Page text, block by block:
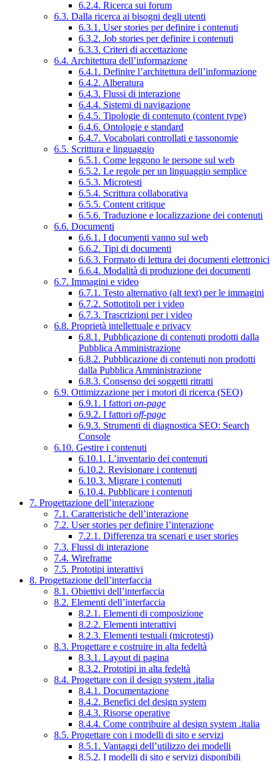
6.2.4. Ricerca sui forum
6.3. Dalla ricerca ai bisogni degli utenti
6.3.1. User stories per definire i contenuti
6.3.2. Job stories per definire i contenuti
6.3.3. Criteri di accettazione
6.4. Architettura dell’informazione
6.4.1. Definire l’architettura dell’informazione
6.4.2. Alberatura
6.4.3. Flussi di interazione
6.4.4. Sistemi di navigazione
6.4.5. Tipologie di contenuto (content type)
6.4.6. Ontologie e standard
6.4.7. Vocabolari controllati e tassonomie
6.5. Scrittura e linguaggio
6.5.1. Come leggono le persone sul web
6.5.2. Le regole per un linguaggio semplice
6.5.3. Microtesti
6.5.4. Scrittura collaborativa
6.5.5. Content critique
6.5.6. Traduzione e localizzazione dei contenuti
6.6. Documenti
6.6.1. I documenti vanno sul web
6.6.2. Tipi di documenti
6.6.3. Formato di lettura dei documenti elettronici
6.6.4. Modalità di produzione dei documenti
6.7. Immagini e video
6.7.1. Testo alternativo (alt text) per le immagini
6.7.2. Sottotitoli per i video
6.7.3. Trascrizioni per i video
6.8. Proprietà intellettuale e privacy
6.8.1. Pubblicazione di contenuti prodotti dalla
Pubblica Amministrazione
6.8.2. Pubblicazione di contenuti non prodotti
dalla Pubblica Amministrazione
6.8.3. Consenso dei soggetti ritratti
6.9. Ottimizzazione per i motori di ricerca (SEO)
6.9.1. I fattori on-page
6.9.2. I fattori off-page
6.9.3. Strumenti di diagnostica SEO: Search
Console
6.10. Gestire i contenuti
6.10.1. L’inventario dei contenuti
6.10.2. Revisionare i contenuti
6.10.3. Migrare i contenuti
6.10.4. Pubblicare i contenuti
7. Progettazione dell’interazione
7.1. Caratteristiche dell’interazione
7.2. User stories per definire l’interazione
7.2.1. Differenza tra scenari e user stories
7.3. Flussi di interazione
7.4. Wireframe
7.5. Prototipi interattivi
8. Progettazione dell’interfaccia
8.1. Obiettivi dell’interfaccia
8.2. Elementi dell’interfaccia
8.2.1. Elementi di composizione
8.2.2. Elementi interattivi
8.2.3. Elementi testuali (microtesti)
8.3. Progettare e costruire in alta fedeltà
8.3.1. Layout di pagina
8.3.2. Prototipi in alta fedeltà
8.4. Progettare con il design system .italia
8.4.1. Documentazione
8.4.2. Benefici del design system
8.4.3. Risorse operative
8.4.4. Come contribuire al design system .italia
8.5. Progettare con i modelli di sito e servizi
8.5.1. Vantaggi dell’utilizzo dei modelli
8.5.2. I modelli di sito e servizi disponibili